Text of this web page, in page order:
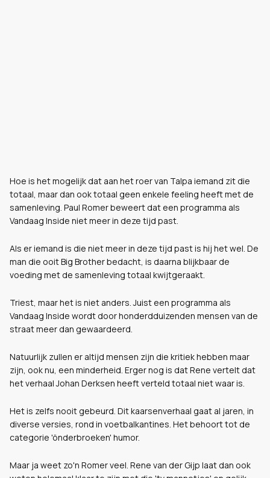
Hoe is het mogelijk dat aan het roer van Talpa iemand zit die
totaal, maar dan ook totaal geen enkele feeling heeft met de
samenleving. Paul Romer beweert dat een programma als
Vandaag Inside niet meer in deze tijd past.
Als er iemand is die niet meer in deze tijd past is hij het wel. De
man die ooit Big Brother bedacht, is daarna blijkbaar de
voeding met de samenleving totaal kwijtgeraakt.
Triest, maar het is niet anders. Juist een programma als
Vandaag Inside wordt door honderdduizenden mensen van de
straat meer dan gewaardeerd.
Natuurlijk zullen er altijd mensen zijn die kritiek hebben maar
zijn, ook nu, een minderheid. Erger nog is dat Rene vertelt dat
het verhaal Johan Derksen heeft verteld totaal niet waar is.
Het is zelfs nooit gebeurd. Dit kaarsenverhaal gaat al jaren, in
diverse versies, rond in voetbalkantines. Het behoort tot de
categorie 'önderbroeken' humor.
Maar ja weet zo'n Romer veel. Rene van der Gijp laat dan ook